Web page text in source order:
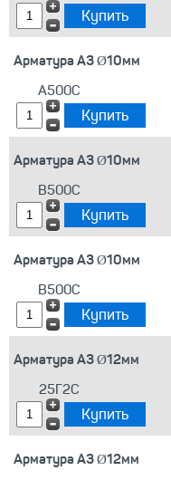
Арматура А3 Ø10мм
А500С
Арматура А3 Ø10мм
В500С
Арматура А3 Ø10мм
В500С
Арматура А3 Ø12мм
25Г2С
Арматура А3 Ø12мм